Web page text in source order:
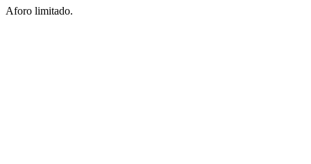
Aforo limitado.